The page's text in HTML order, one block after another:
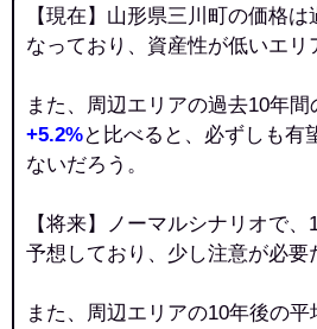
【現在】山形県三川町の価格
なっており、資産性が低いエリ
また、周辺エリアの過去10年
+5.2%と比べると、必ずしも有
ないだろう。
【将来】ノーマルシナリオで、
予想しており、少し注意が必要
また、周辺エリアの10年後の